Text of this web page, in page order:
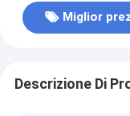
Miglior
Descrizione Di